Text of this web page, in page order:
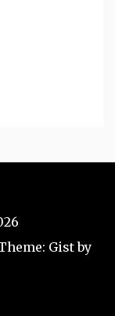
Gist by